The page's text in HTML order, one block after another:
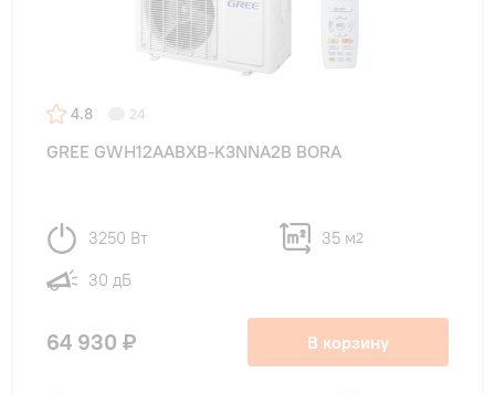
4.8 24
GREE GWH12AABXB-K3NNA2B BORA
3250 Вт 35 м2
30 дБ
64 930 ₽ В корзину